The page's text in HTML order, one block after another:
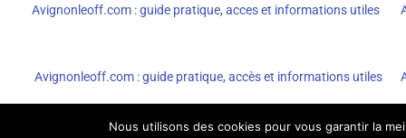
Avignonleoff.com : guide pratique, acces et informations utiles
Avignonleoff.com : guide pratique, accès et informations utiles
Nous utilisons des cookies pour vous garantir la